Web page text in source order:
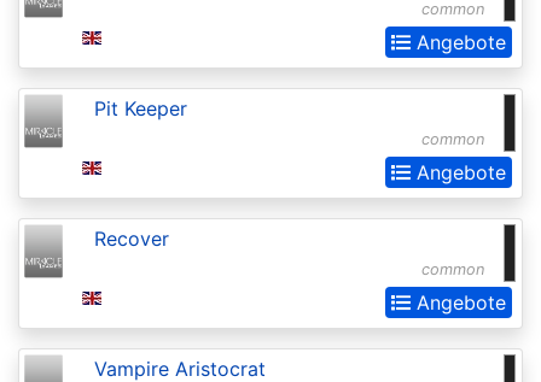
Commander
Baldurs
Gate:
Extras
Battle
for
Zendikar
Battlebond
Beta
common
Angebote
common
Pit Keeper
Angebote
common
Recover
Angebote
Vampire Aristocrat